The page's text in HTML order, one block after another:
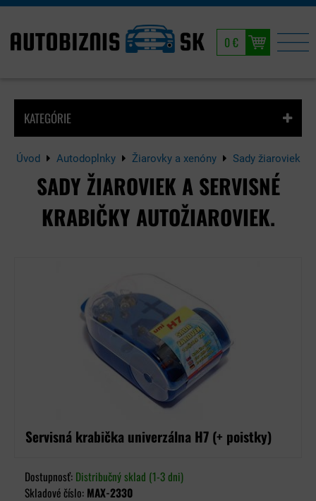
0 €
Úvod Autodoplnky Žiarovky a xenóny Sady žiaroviek
SADY ŽIAROVIEK A SERVISNÉ
KRABIČKY AUTOŽIAROVIEK.
KATEGÓRIE
Servisná krabička univerzálna H7 (+ poistky)
Dostupnosť: Distribučný sklad (1-3 dni)
Skladové číslo: MAX-2330